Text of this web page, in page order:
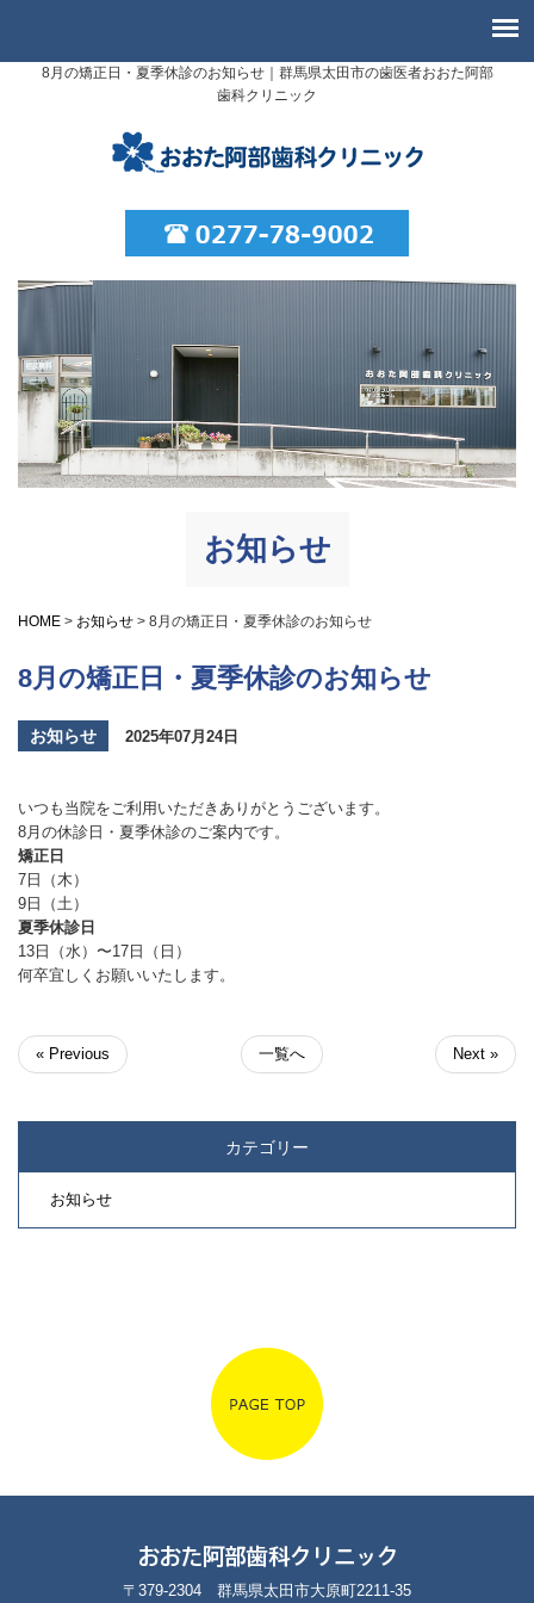
8月の矯正日・夏季休診のお知らせ｜群馬県太田市の歯医者おおた阿部
歯科クリニック
お知らせ
HOME > お知らせ > 8月の矯正日・夏季休診のお知らせ
8月の矯正日・夏季休診のお知らせ
お知らせ 2025年07月24日
いつも当院をご利用いただきありがとうございます。
8月の休診日・夏季休診のご案内です。
矯正日
7日（木）
9日（土）
夏季休診日
13日（水）〜17日（日）
何卒宜しくお願いいたします。
« Previous 一覧へ Next »
カテゴリー
お知らせ
〒379-2304 群馬県太田市大原町2211-35